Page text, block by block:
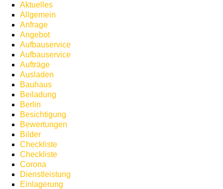
Aktuelles
Allgemein
Anfrage
Angebot
Aufbauservice
Aufbauservice
Aufträge
Ausladen
Bauhaus
Beiladung
Berlin
Besichtigung
Bewertungen
Bilder
Checkliste
Checkliste
Corona
Dienstleistung
Einlagerung